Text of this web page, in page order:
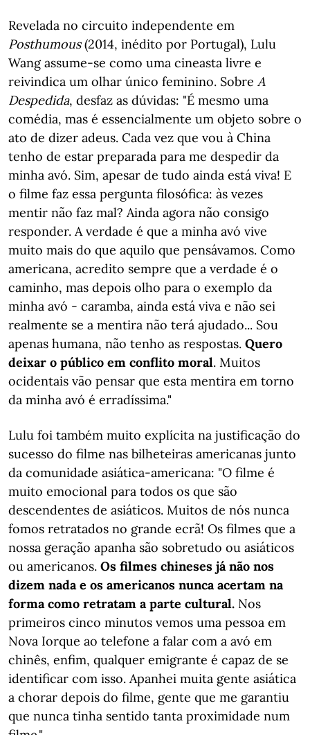
Revelada no circuito independente em
Posthumous(2014, inédito por Portugal), Lulu
Wang assume-se como uma cineasta livre e
reivindica um olhar único feminino. Sobre A
Despedida, desfaz as dúvidas: "É mesmo uma
comédia, mas é essencialmente um objeto sobre o
ato de dizer adeus. Cada vez que vou à China
tenho de estar preparada para me despedir da
minha avó. Sim, apesar de tudo ainda está viva! E
o filme faz essa pergunta filosófica: às vezes
mentir não faz mal? Ainda agora não consigo
responder. A verdade é que a minha avó vive
muito mais do que aquilo que pensávamos. Como
americana, acredito sempre que a verdade é o
caminho, mas depois olho para o exemplo da
minha avó - caramba, ainda está viva e não sei
realmente se a mentira não terá ajudado... Sou
apenas humana, não tenho as respostas. Quero
deixar o público em conflito moral. Muitos
ocidentais vão pensar que esta mentira em torno
da minha avó é erradíssima."
Lulu foi também muito explícita na justificação do
sucesso do filme nas bilheteiras americanas junto
da comunidade asiática-americana: "O filme é
muito emocional para todos os que são
descendentes de asiáticos. Muitos de nós nunca
fomos retratados no grande ecrã! Os filmes que a
nossa geração apanha são sobretudo ou asiáticos
ou americanos. Os filmes chineses já não nos
dizem nada e os americanos nunca acertam na
forma como retratam a parte cultural. Nos
primeiros cinco minutos vemos uma pessoa em
Nova Iorque ao telefone a falar com a avó em
chinês, enfim, qualquer emigrante é capaz de se
identificar com isso. Apanhei muita gente asiática
a chorar depois do filme, gente que me garantiu
que nunca tinha sentido tanta proximidade num